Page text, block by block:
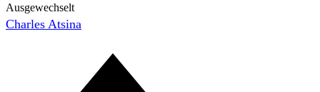
Ausgewechselt
Charles Atsina